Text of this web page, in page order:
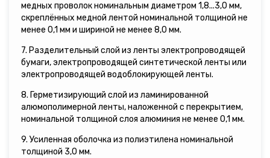
медных проволок номинальным диаметром 1,8...3,0 мм,
скреплённых медной лентой номинальной толщиной не
менее 0,1 мм и шириной не менее 8,0 мм.
7. Разделительный слой из ленты электропроводящей
бумаги, электропроводящей синтетической ленты или
электропроводящей водоблокирующей ленты.
8. Герметизирующий слой из ламинированной
алюмополимерной ленты, наложенной с перекрытием,
номинальной толщиной слоя алюминия не менее 0,1 мм.
9. Усиленная оболочка из полиэтилена номинальной
толщиной 3,0 мм.